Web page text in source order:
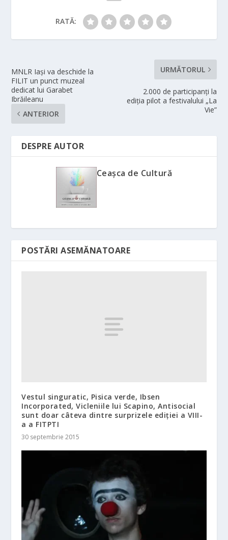
RATĂ:
MNLR Iași va deschide la
FILIT un punct muzeal
dedicat lui Garabet
Ibrăileanu
ANTERIOR
URMĂTORUL
2.000 de participanți la
ediția pilot a festivalului „La
Vie”
DESPRE AUTOR
Ceașca de Cultură
POSTĂRI ASEMĂNATOARE
Vestul singuratic, Pisica verde, Ibsen
Incorporated, Vicleniile lui Scapino, Antisocial
sunt doar câteva dintre surprizele ediţiei a VIII-
a a FITPTI
30 septembrie 2015